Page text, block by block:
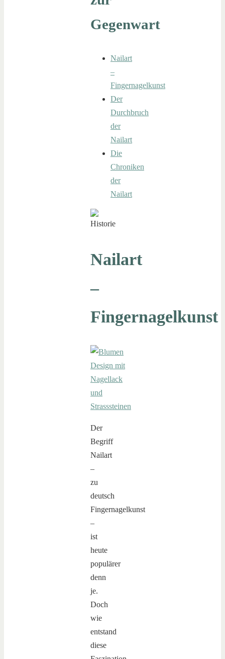
Gegenwart
Nailart
–
Fingernagelkunst
Der
Durchbruch
der
Nailart
Die
Chroniken
der
Nailart
Nailart
–
Fingernagelkunst
Der
Begriff
Nailart
–
zu
deutsch
Fingernagelkunst
–
ist
heute
populärer
denn
je.
Doch
wie
entstand
diese